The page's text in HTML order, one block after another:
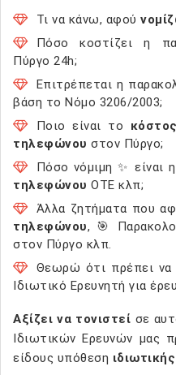
Τι να κάνω, αφού
Πόσο κοστίζει η
Πύργο 24h;
Επιτρέπεται η
βάση το Νόμο 3206/2003;
Ποιο είναι το
τηλεφώνου στον Πύργο;
Πόσο νόμιμη ✨ είναι η
τηλεφώνου ΟΤΕ κλπ;
Άλλα ζητήματα που
τηλεφώνου, 🎯
στον Πύργο κλπ.
Θεωρώ ότι πρέπει να
Ιδιωτικό Ερευνητή για
Αξίζει να τονιστεί σε
Ιδιωτικών Ερευνών μας
είδους υπόθεση